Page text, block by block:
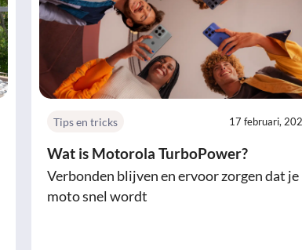
Tips en tricks 17 februari,
Wat is Motorola TurboPower?
Verbonden blijven en ervoor zorgen dat je
moto snel wordt